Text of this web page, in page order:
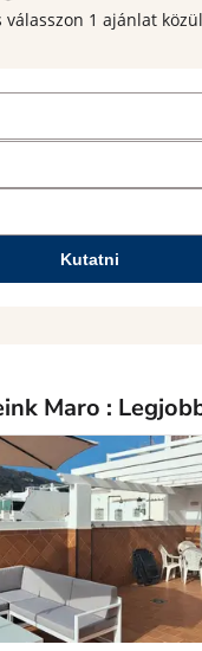
1 ajánlat
Kutatni
Maro :